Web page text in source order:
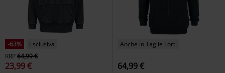
-63%
Esclusiva
RRP64,99 €
23,99 €
Anche in Taglie Forti
64,99 €